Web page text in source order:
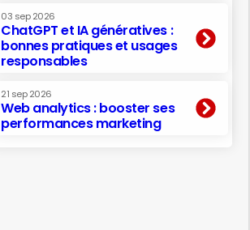
03 sep 2026
ChatGPT et IA génératives :
bonnes pratiques et usages
responsables
21 sep 2026
Web analytics : booster ses
performances marketing